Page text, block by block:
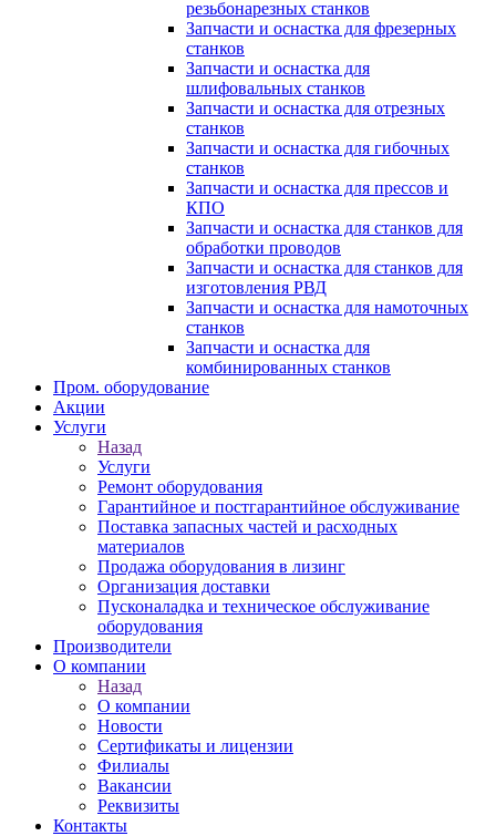
резьбонарезных станков
Запчасти и оснастка для фрезерных
станков
Запчасти и оснастка для
шлифовальных станков
Запчасти и оснастка для отрезных
станков
Запчасти и оснастка для гибочных
станков
Запчасти и оснастка для прессов и
КПО
Запчасти и оснастка для станков для
обработки проводов
Запчасти и оснастка для станков для
изготовления РВД
Запчасти и оснастка для намоточных
станков
Запчасти и оснастка для
комбинированных станков
Пром. оборудование
Акции
Услуги
Назад
Услуги
Ремонт оборудования
Гарантийное и постгарантийное обслуживание
Поставка запасных частей и расходных
материалов
Продажа оборудования в лизинг
Организация доставки
Пусконаладка и техническое обслуживание
оборудования
Производители
О компании
Назад
О компании
Новости
Сертификаты и лицензии
Филиалы
Вакансии
Реквизиты
Контакты